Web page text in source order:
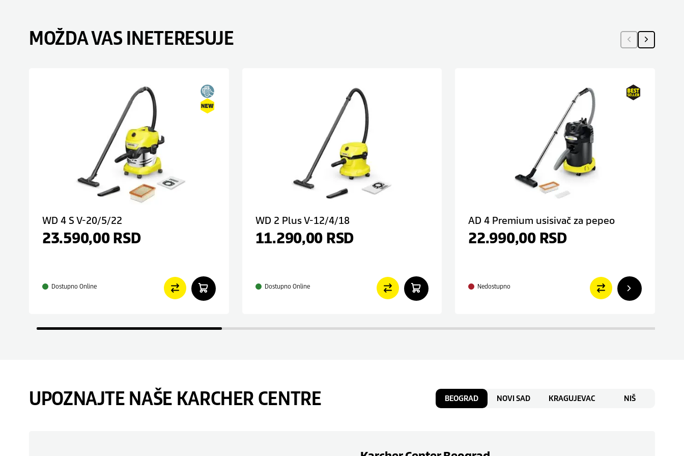
MOŽDA VAS INETERESUJE
WD 4 S V-20/5/22
23.590,00 RSD
Dostupno Online
WD 2 Plus V-12/4/18
11.290,00 RSD
Dostupno Online
AD 4 Premium usisivač za pepeo
22.990,00 RSD
Nedostupno
UPOZNAJTE NAŠE KARCHER CENTRE BEOGRAD NOVI SAD KRAGUJEVAC NIŠ